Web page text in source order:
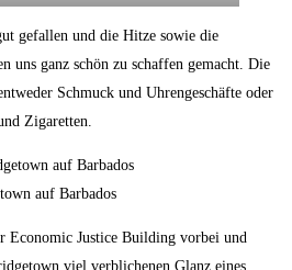
gefallen und die Hitze sowie die
uns ganz schön zu schaffen gemacht. Die
Schmuck und Uhrengeschäfte oder
Zigaretten.
auf Barbados
Justice Building vorbei und
viel verblichenen Glanz eines